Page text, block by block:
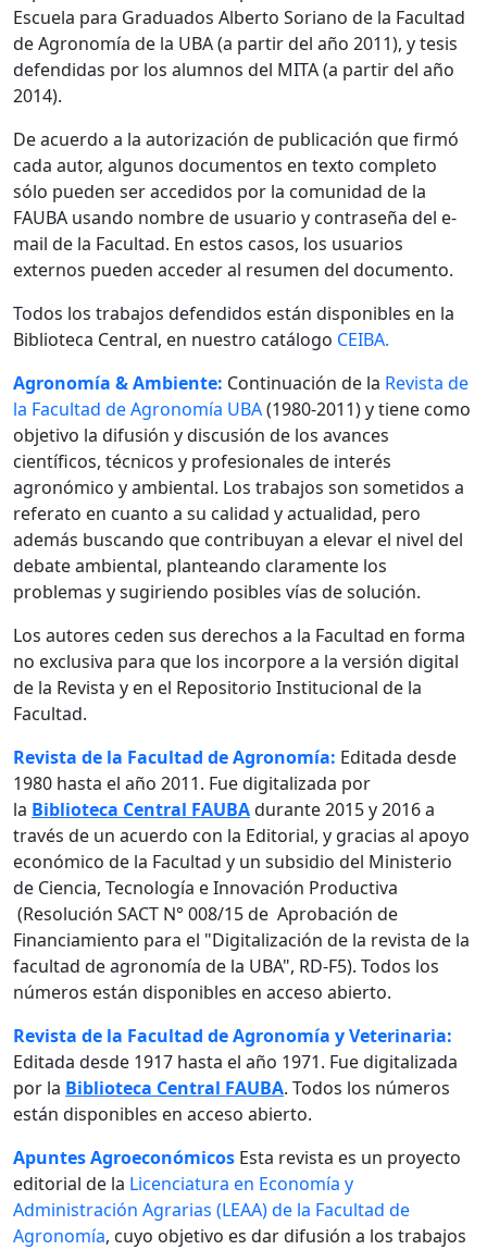
Escuela para Graduados Alberto Soriano de la Facultad
de Agronomía de la UBA (a partir del año 2011), y tesis
defendidas por los alumnos del MITA (a partir del año
2014).
De acuerdo a la autorización de publicación que firmó
cada autor, algunos documentos en texto completo
sólo pueden ser accedidos por la comunidad de la
FAUBA usando nombre de usuario y contraseña del e-
mail de la Facultad. En estos casos, los usuarios
externos pueden acceder al resumen del documento.
Todos los trabajos defendidos están disponibles en la
Biblioteca Central, en nuestro catálogo CEIBA.
Agronomía & Ambiente: Continuación de la Revista de
la Facultad de Agronomía UBA(1980-2011) y tiene como
objetivo la difusión y discusión de los avances
científicos, técnicos y profesionales de interés
agronómico y ambiental. Los trabajos son sometidos a
referato en cuanto a su calidad y actualidad, pero
además buscando que contribuyan a elevar el nivel del
debate ambiental, planteando claramente los
problemas y sugiriendo posibles vías de solución.
Los autores ceden sus derechos a la Facultad en forma
no exclusiva para que los incorpore a la versión digital
de la Revista y en el Repositorio Institucional de la
Facultad.
Revista de la Facultad de Agronomía: Editada desde
1980 hasta el año 2011. Fue digitalizada por
la Biblioteca Central FAUBAdurante 2015 y 2016 a
través de un acuerdo con la Editorial, y gracias al apoyo
económico de la Facultad y un subsidio del Ministerio
de Ciencia, Tecnología e Innovación Productiva
(Resolución SACT N° 008/15 de Aprobación de
Financiamiento para el "Digitalización de la revista de la
facultad de agronomía de la UBA", RD-F5). Todos los
números están disponibles en acceso abierto.
Revista de la Facultad de Agronomía y Veterinaria:
Editada desde 1917 hasta el año 1971. Fue digitalizada
por la Biblioteca Central FAUBA. Todos los números
están disponibles en acceso abierto.
Apuntes Agroeconómicos Esta revista es un proyecto
editorial de la Licenciatura en Economía y
Administración Agrarias (LEAA) de la Facultad de
Agronomía, cuyo objetivo es dar difusión a los trabajos